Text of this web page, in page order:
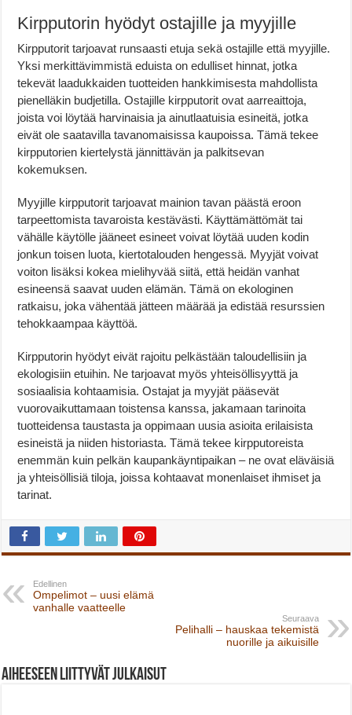
Kirpputorin hyödyt ostajille ja myyjille
Kirpputorit tarjoavat runsaasti etuja sekä ostajille että myyjille.
Yksi merkittävimmistä eduista on edulliset hinnat, jotka
tekevät laadukkaiden tuotteiden hankkimisesta mahdollista
pienelläkin budjetilla. Ostajille kirpputorit ovat aarreaittoja,
joista voi löytää harvinaisia ja ainutlaatuisia esineitä, jotka
eivät ole saatavilla tavanomaisissa kaupoissa. Tämä tekee
kirpputorien kiertelystä jännittävän ja palkitsevan
kokemuksen.
Myyjille kirpputorit tarjoavat mainion tavan päästä eroon
tarpeettomista tavaroista kestävästi. Käyttämättömät tai
vähälle käytölle jääneet esineet voivat löytää uuden kodin
jonkun toisen luota, kiertotalouden hengessä. Myyjät voivat
voiton lisäksi kokea mielihyvää siitä, että heidän vanhat
esineensä saavat uuden elämän. Tämä on ekologinen
ratkaisu, joka vähentää jätteen määrää ja edistää resurssien
tehokkaampaa käyttöä.
Kirpputorin hyödyt eivät rajoitu pelkästään taloudellisiin ja
ekologisiin etuihin. Ne tarjoavat myös yhteisöllisyyttä ja
sosiaalisia kohtaamisia. Ostajat ja myyjät pääsevät
vuorovaikuttamaan toistensa kanssa, jakamaan tarinoita
tuotteidensa taustasta ja oppimaan uusia asioita erilaisista
esineistä ja niiden historiasta. Tämä tekee kirpputoreista
enemmän kuin pelkän kaupankäyntipaikan – ne ovat eläväisiä
ja yhteisöllisiä tiloja, joissa kohtaavat monenlaiset ihmiset ja
tarinat.
Edellinen
Ompelimot – uusi elämä
vanhalle vaatteelle
Seuraava
Pelihalli – hauskaa tekemistä
nuorille ja aikuisille
Aiheeseen liittyvät julkaisut